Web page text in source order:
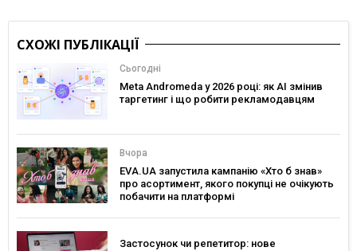
СХОЖІ ПУБЛІКАЦІЇ
Сьогодні
Meta Andromeda у 2026 році: як AI змінив
таргетинг і що робити рекламодавцям
Вчора
EVA.UA запустила кампанію «Хто б знав»
про асортимент, якого покупці не очікують
побачити на платформі
Застосунок чи репетитор: нове